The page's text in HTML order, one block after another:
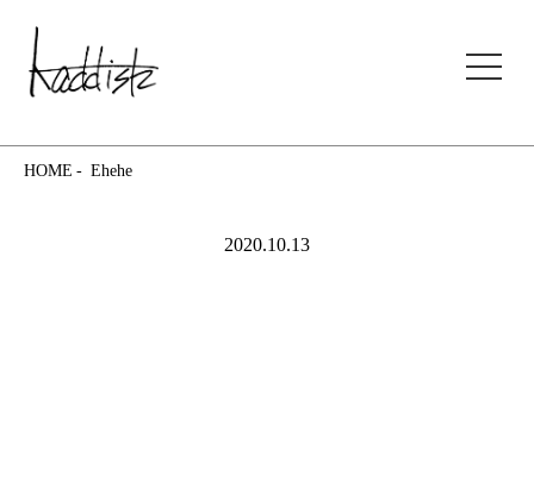
kaddish development store
HOME Ehehe
2020.10.13